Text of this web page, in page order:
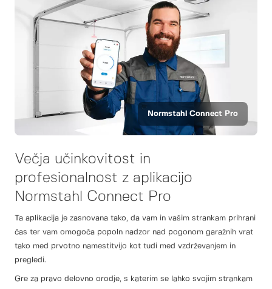
Večja učinkovitost in
profesionalnost z aplikacijo
Normstahl Connect Pro
Ta aplikacija je zasnovana tako, da vam in vašim strankam prihrani
čas ter vam omogoča popoln nadzor nad pogonom garažnih vrat
tako med prvotno namestitvijo kot tudi med vzdrževanjem in
pregledi.
Gre za pravo delovno orodje, s katerim se lahko svojim strankam
Normstahl Connect Pro